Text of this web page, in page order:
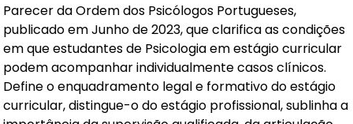
Parecer da Ordem dos Psicólogos Portugueses,
publicado em Junho de 2023, que clarifica as condições
em que estudantes de Psicologia em estágio curricular
podem acompanhar individualmente casos clínicos.
Define o enquadramento legal e formativo do estágio
curricular, distingue-o do estágio profissional, sublinha a